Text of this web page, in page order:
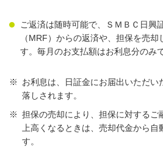
ご返済は随時可能で、ＳＭＢＣ日興
（MRF）からの返済や、担保を売
す。毎月のお支払額はお利息分のみで
※
お利息は、日証金にお届出いただい
落しされます。
※ 担保の売却により、担保に対するご
上高くなるときは、売却代金から
す。